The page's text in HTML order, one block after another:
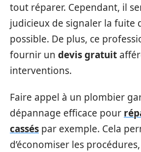
tout réparer. Cependant, il
judicieux de signaler la fuite
possible. De plus, ce
fournir un devis gratuit
interventions.
Faire appel à un plombier
dépannage efficace pour
cassés par exemple. Cela
d’économiser les